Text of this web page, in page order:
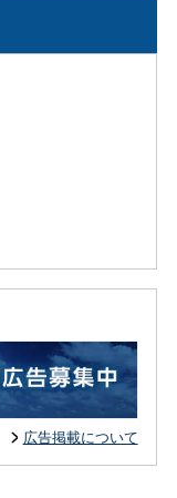
広告掲載について